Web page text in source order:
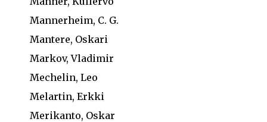
Mannerheim, C. G.
Mantere, Oskari
Markov, Vladimir
Mechelin, Leo
Melartin, Erkki
Merikanto, Oskar